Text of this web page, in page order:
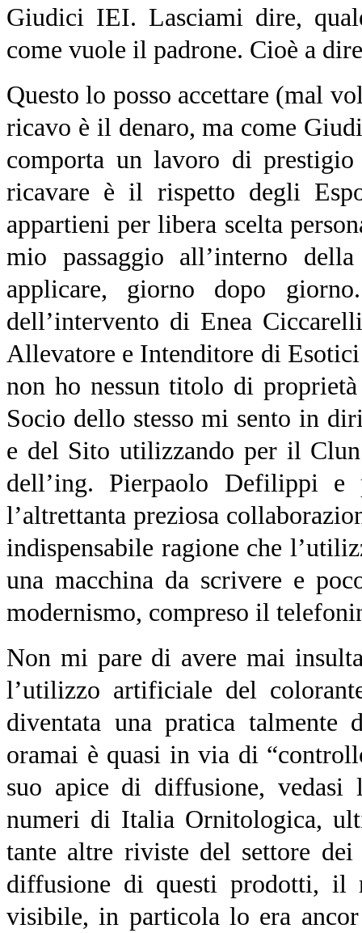
Giudici IEI. Lasciami dire,
come vuole il padrone. Cioè a
Questo lo posso accettare (mal
ricavo è il denaro, ma come
comporta un lavoro di
ricavare è il rispetto degli
appartieni per libera scelta
mio passaggio all’interno
applicare, giorno dopo
dell’intervento di Enea
Allevatore e Intenditore di
non ho nessun titolo di
Socio dello stesso mi sento in
e del Sito utilizzando per il
dell’ing. Pierpaolo Defilippi
l’altrettanta preziosa
indispensabile ragione che
una macchina da scrivere e
modernismo, compreso il
Non mi pare di avere mai
l’utilizzo artificiale del
diventata una pratica
oramai è quasi in via di
suo apice di diffusione,
numeri di Italia Ornitologica,
tante altre riviste del settore
diffusione di questi prodotti, il
visibile, in particola lo era